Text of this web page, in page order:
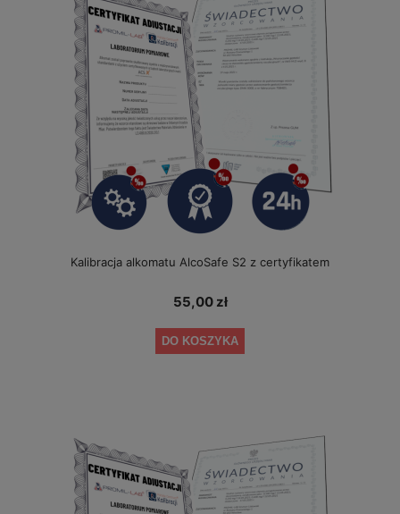
Kalibracja alkomatu AlcoSafe S2 z certyfikatem
55,00 zł
DO KOSZYKA